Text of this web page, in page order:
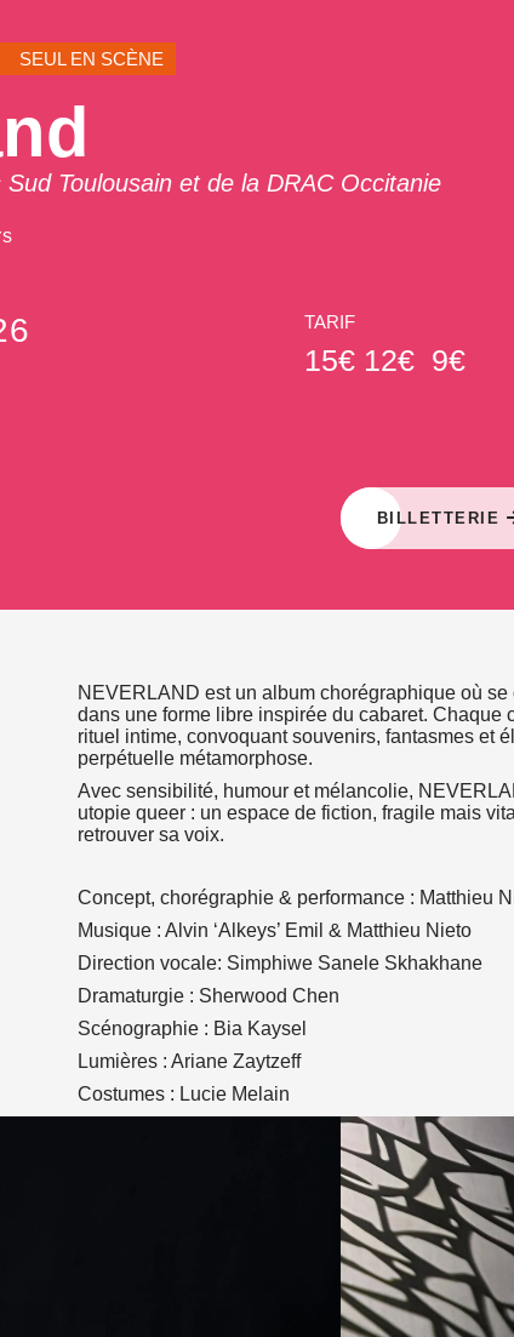
SEUL EN SCÈNE
Toulousain et de la DRAC Occitanie
TARIF
15€ 12€ 9€
BILLETTERIE
NEVERLAND est un album chorégraphique où
dans une forme libre inspirée du cabaret. Chaque
rituel intime, convoquant souvenirs, fantasmes et
perpétuelle métamorphose.
Avec sensibilité, humour et mélancolie,
utopie queer : un espace de fiction, fragile mais
retrouver sa voix.
Concept, chorégraphie & performance : Matthieu
Musique : Alvin ‘Alkeys’ Emil & Matthieu Nieto
Direction vocale: Simphiwe Sanele Skhakhane
Dramaturgie : Sherwood Chen
Scénographie : Bia Kaysel
Lumières : Ariane Zaytzeff
Costumes : Lucie Melain